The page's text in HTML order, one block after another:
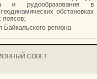
и рудообразования в
обстановках
поясов;
Байкальского региона
СОВЕТ